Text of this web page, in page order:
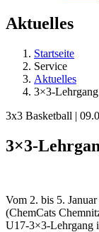
Aktuelles
Startseite
Service
Aktuelles
3×3-
3x3 Basketball |
3×3-
Vom 2. bis 5.
(ChemCats
U17-3×3-Lehrgang